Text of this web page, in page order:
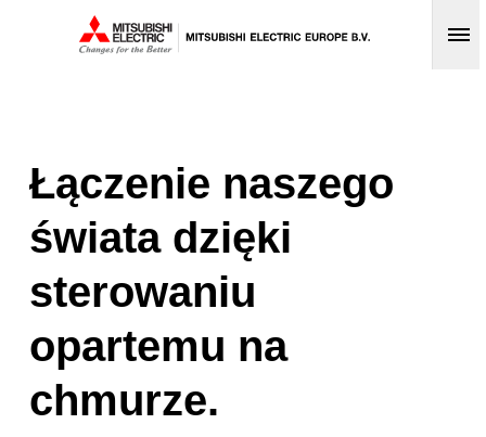
Łączenie naszego
świata dzięki
sterowaniu
opartemu na
chmurze.